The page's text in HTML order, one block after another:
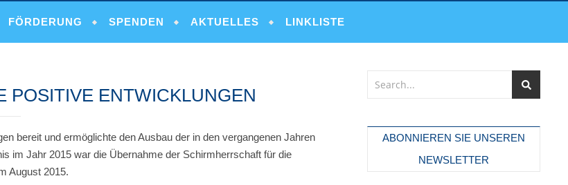
FÖRDERUNG SPENDEN AKTUELLES LINKLISTE
POSITIVE ENTWICKLUNGEN
bereit und ermöglichte den Ausbau der in den vergangenen Jahren
im Jahr 2015 war die Übernahme der Schirmherrschaft für die
August 2015.
ABONNIEREN SIE UNSEREN
NEWSLETTER